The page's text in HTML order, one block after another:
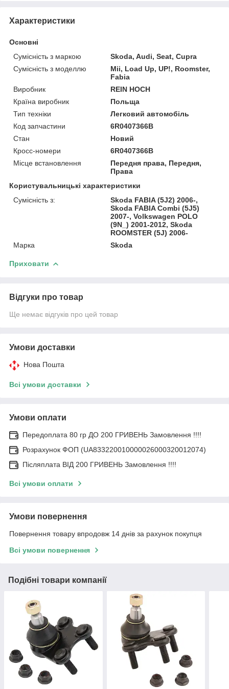
Характеристики
Основні
Сумісність з маркою
Skoda, Audi, Seat, Cupra
Сумісність з моделлю
Mii, Load Up, UP!, Roomster,
Fabia
Виробник
REIN HOCH
Країна виробник
Польща
Тип техніки
Легковий автомобіль
Код запчастини
6R0407366B
Стан
Новий
Кросс-номери
6R0407366B
Місце встановлення
Передня права, Передня,
Права
Користувальницькі характеристики
Сумісність з:
Skoda FABIA (5J2) 2006-,
Skoda FABIA Combi (5J5)
2007-, Volkswagen POLO
(9N_) 2001-2012, Skoda
ROOMSTER (5J) 2006-
Марка
Skoda
Приховати
Відгуки про товар
Ще немає відгуків про цей товар
Умови доставки
Нова Пошта
Всі умови доставки
Умови оплати
Передоплата 80 гр ДО 200 ГРИВЕНЬ Замовлення !!!!
Розрахунок ФОП (UA833220010000026000320012074)
Післяплата ВІД 200 ГРИВЕНЬ Замовлення !!!!
Всі умови оплати
Умови повернення
Повернення товару впродовж 14 днів за рахунок покупця
Всі умови повернення
Подібні товари компанії